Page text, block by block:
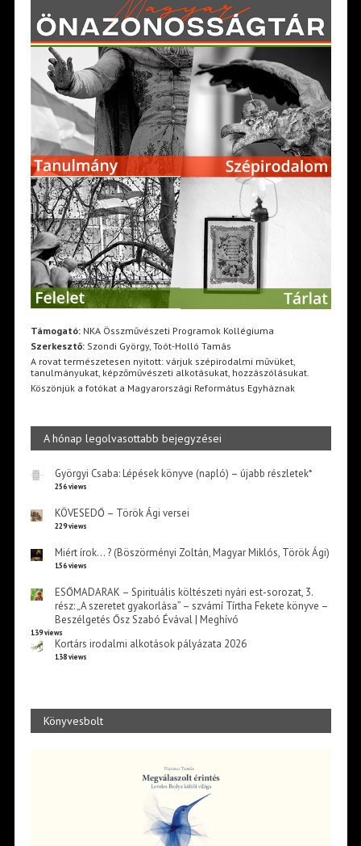
Támogató:NKA Összművészeti Programok Kollégiuma
Szerkesztő:Szondi György, Toót-Holló Tamás
A rovat természetesen nyitott: várjuk szépirodalmi művüket,
tanulmányukat, képzőművészeti alkotásukat, hozzászólásukat.
Köszönjük a fotókat a Magyarországi Református Egyháznak
A hónap legolvasottabb bejegyzései
Györgyi Csaba: Lépések könyve (napló) – újabb részletek*
256 views
KÖVESEDŐ – Török Ági versei
229 views
Miért írok… ? (Böszörményi Zoltán, Magyar Miklós, Török Ági)
156 views
ESŐMADARAK – Spirituális költészeti nyári est-sorozat, 3.
rész: „A szeretet gyakorlása” – szvámí Tírtha Fekete könyve –
Beszélgetés Ősz Szabó Évával | Meghívó
139 views
Kortárs irodalmi alkotások pályázata 2026
138 views
Könyvesbolt